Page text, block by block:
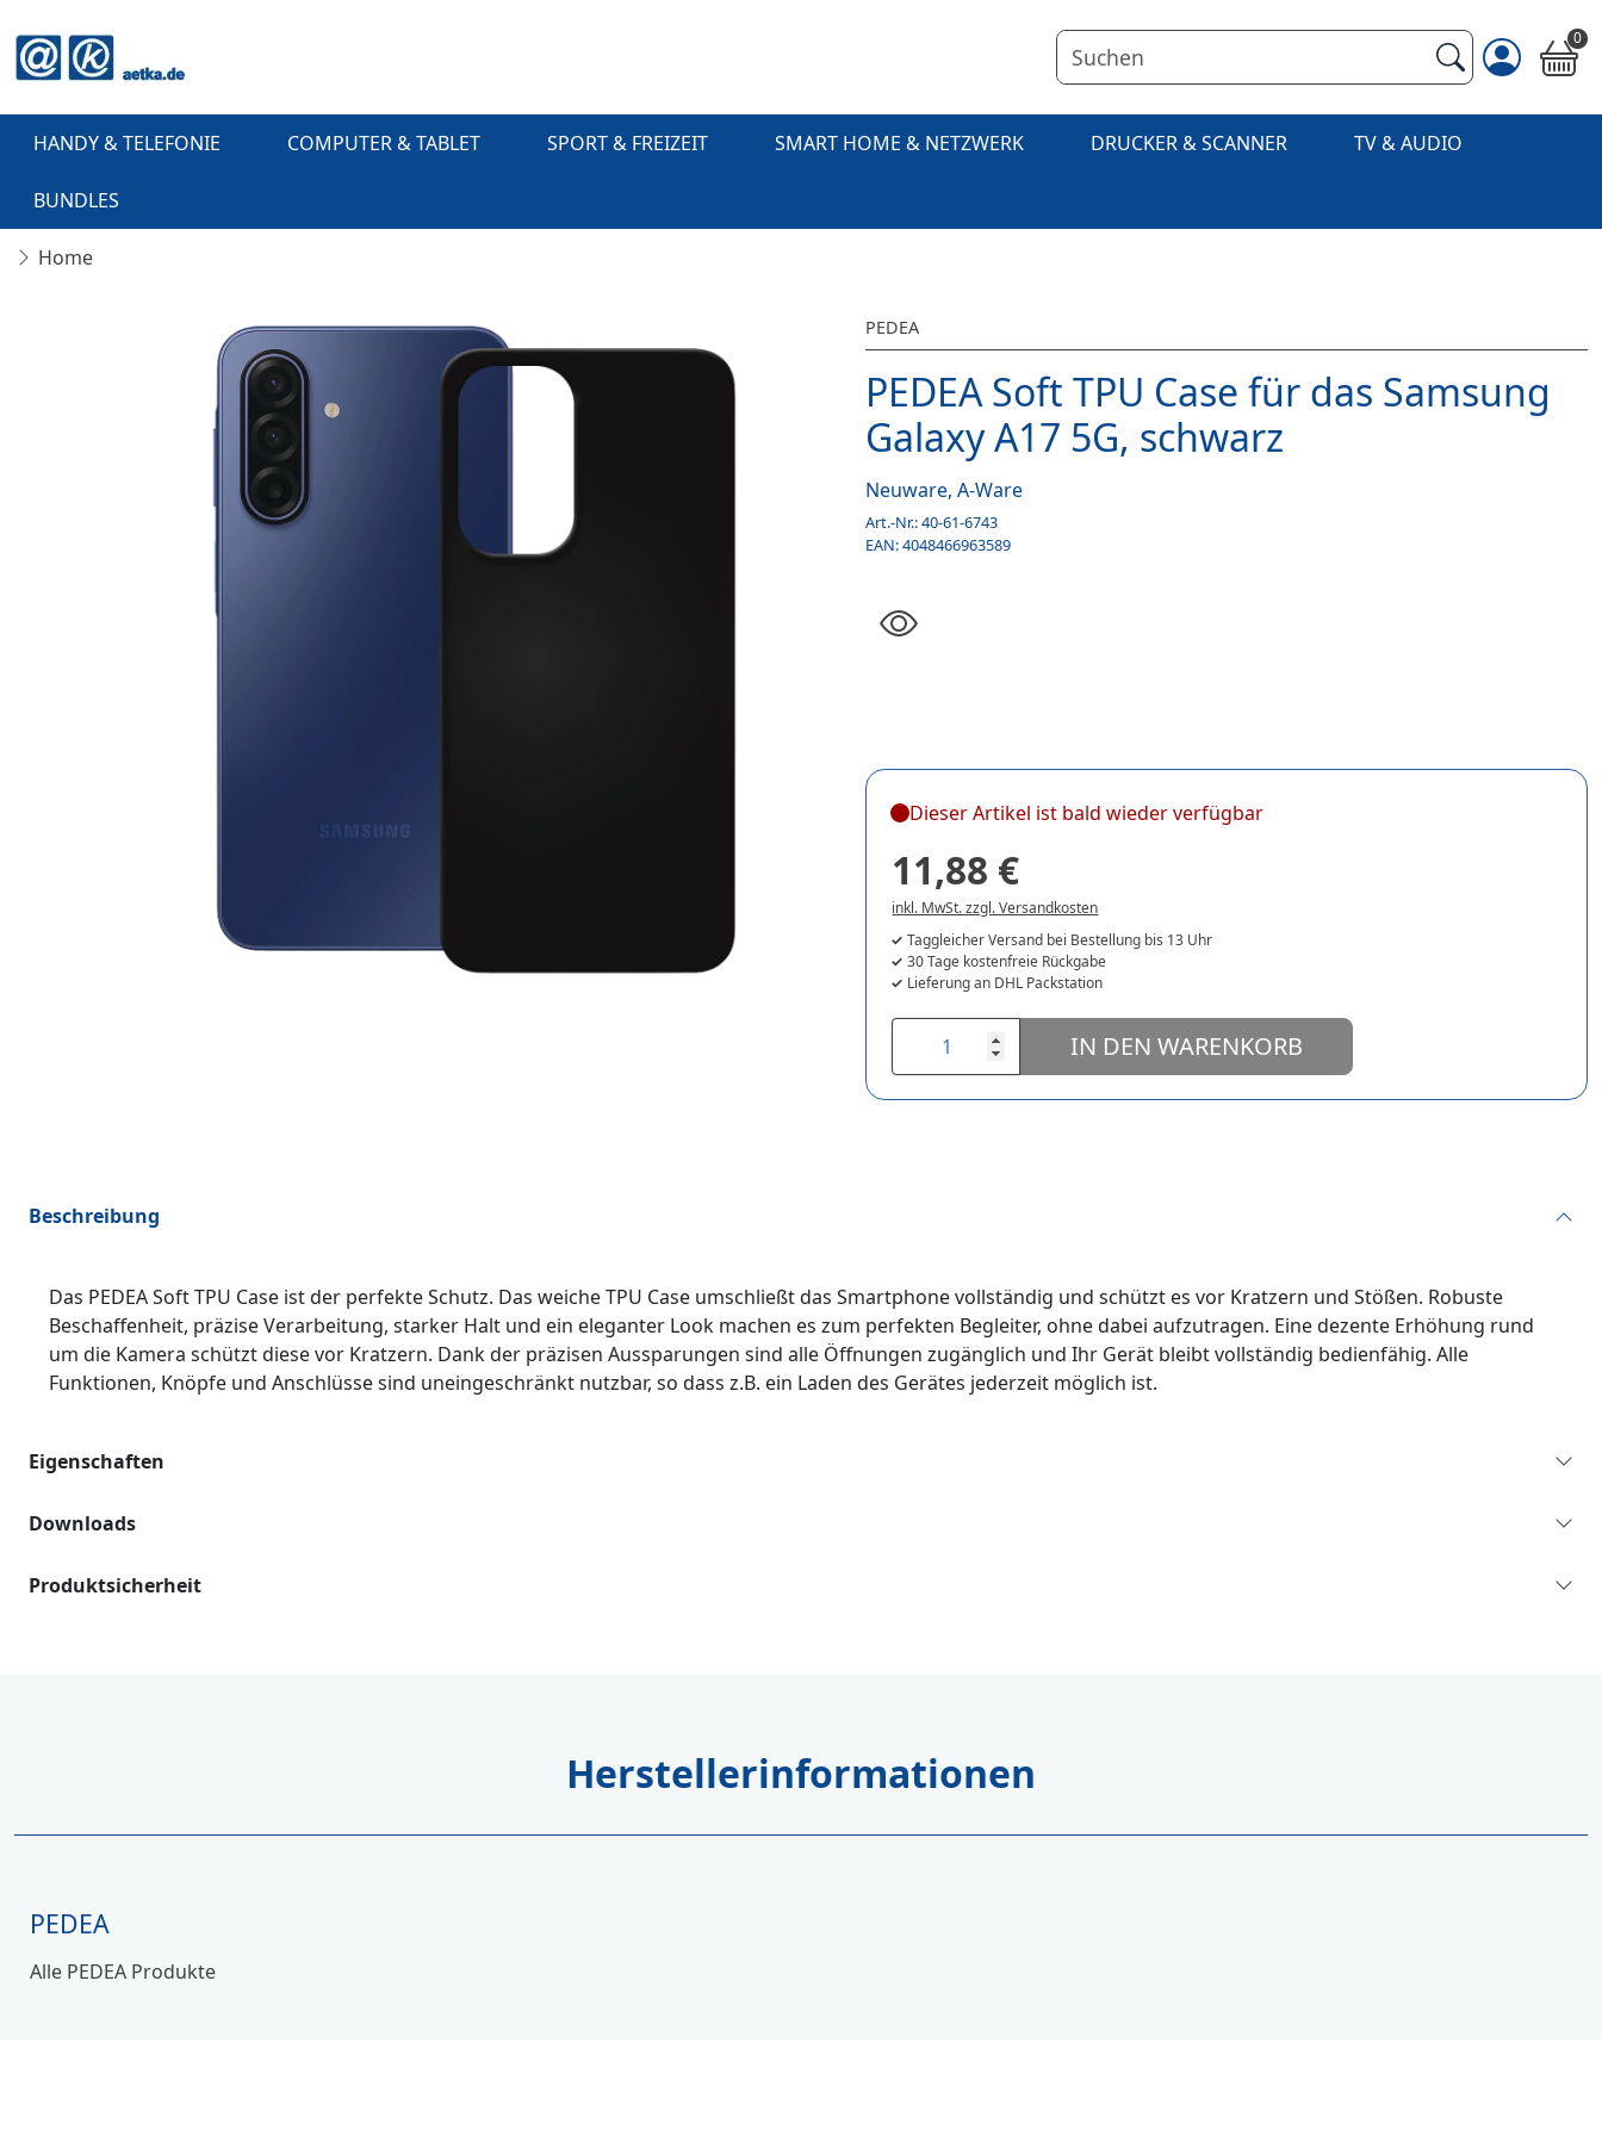
0
HANDY & TELEFONIE COMPUTER & TABLET SPORT & FREIZEIT SMART HOME & NETZWERK DRUCKER & SCANNER TV & AUDIO
BUNDLES
Home
PEDEA
PEDEA Soft TPU Case für das Samsung
Galaxy A17 5G, schwarz
Neuware, A-Ware
Art.-Nr.:40-61-6743
EAN:4048466963589
Dieser Artikel ist bald wieder verfügbar
11,88 €
inkl. MwSt. zzgl. Versandkosten
Taggleicher Versand bei Bestellung bis 13 Uhr
30 Tage kostenfreie Rückgabe
Lieferung an DHL Packstation
IN DEN WARENKORB
Beschreibung
Das PEDEA Soft TPU Case ist der perfekte Schutz. Das weiche TPU Case umschließt das Smartphone vollständig und schützt es vor Kratzern und Stößen. Robuste
Beschaffenheit, präzise Verarbeitung, starker Halt und ein eleganter Look machen es zum perfekten Begleiter, ohne dabei aufzutragen. Eine dezente Erhöhung rund
um die Kamera schützt diese vor Kratzern. Dank der präzisen Aussparungen sind alle Öffnungen zugänglich und Ihr Gerät bleibt vollständig bedienfähig. Alle
Funktionen, Knöpfe und Anschlüsse sind uneingeschränkt nutzbar, so dass z.B. ein Laden des Gerätes jederzeit möglich ist.
Eigenschaften
Downloads
Produktsicherheit
Herstellerinformationen
PEDEA
Alle PEDEA Produkte